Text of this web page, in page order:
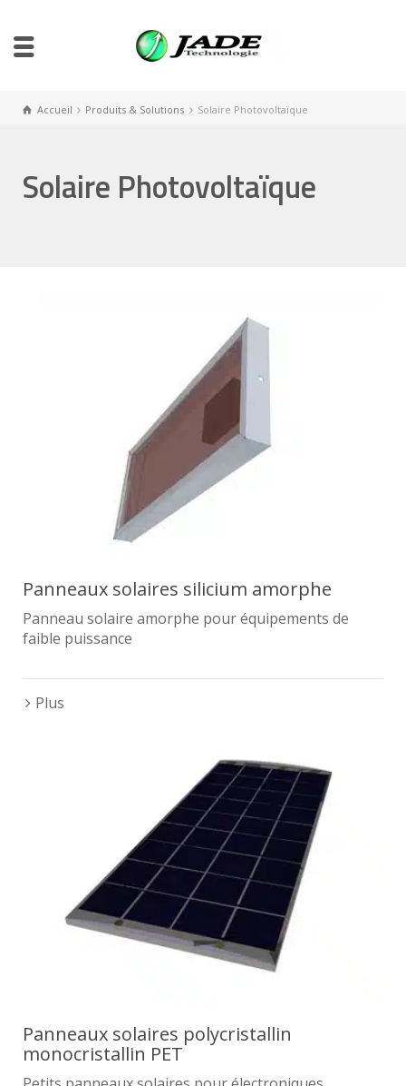
Accueil Produits & Solutions Solaire Photovoltaïque
Solaire Photovoltaïque
Panneaux solaires silicium amorphe
Panneau solaire amorphe pour équipements de
faible puissance
Plus
Panneaux solaires polycristallin
monocristallin PET